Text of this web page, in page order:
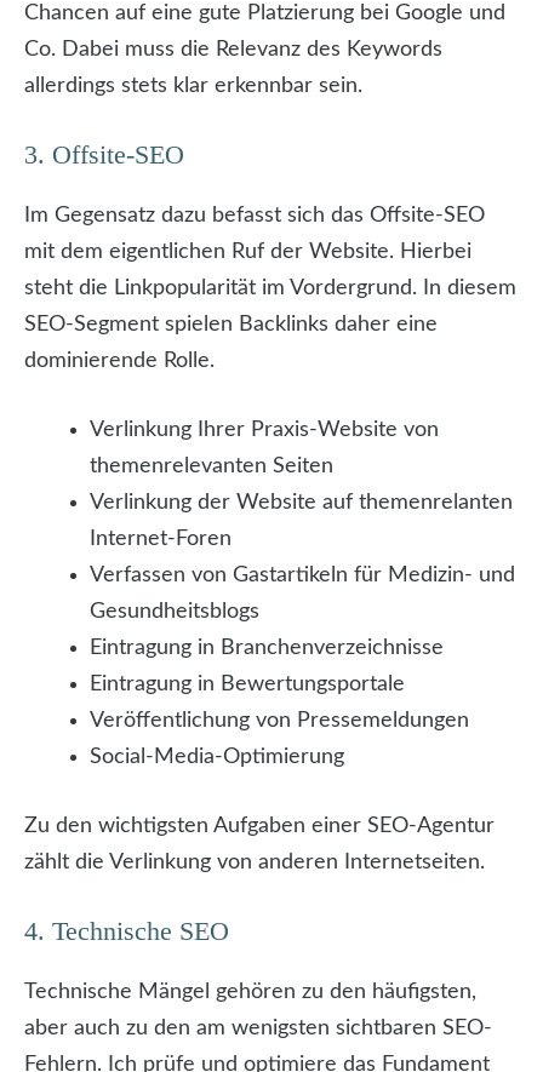
Chancen auf eine gute Platzierung bei Google und
Co. Dabei muss die Relevanz des Keywords
allerdings stets klar erkennbar sein.
3. Offsite-SEO
Im Gegensatz dazu befasst sich das Offsite-SEO
mit dem eigentlichen Ruf der Website. Hierbei
steht die Linkpopularität im Vordergrund. In diesem
SEO-Segment spielen Backlinks daher eine
dominierende Rolle.
Verlinkung Ihrer Praxis-Website von
themenrelevanten Seiten
Verlinkung der Website auf themenrelanten
Internet-Foren
Verfassen von Gastartikeln für Medizin- und
Gesundheitsblogs
Eintragung in Branchenverzeichnisse
Eintragung in Bewertungsportale
Veröffentlichung von Pressemeldungen
Social-Media-Optimierung
Zu den wichtigsten Aufgaben einer SEO-Agentur
zählt die Verlinkung von anderen Internetseiten.
4. Technische SEO
Technische Mängel gehören zu den häufigsten,
aber auch zu den am wenigsten sichtbaren SEO-
Fehlern. Ich prüfe und optimiere das Fundament